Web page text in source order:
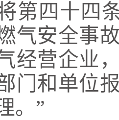
第四十四
气安全事
经营企业
门和单位
。 ”